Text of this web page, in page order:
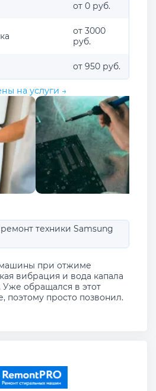
от 0 руб.
от 3000
руб.
от 950 руб.
на услуги →
техники Samsung
при отжиме
вибрация и вода капала
Уже обращался в этот
поэтому просто позвонил.